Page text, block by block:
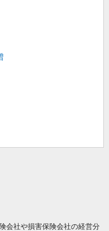
会社や損害保険会社の経営分